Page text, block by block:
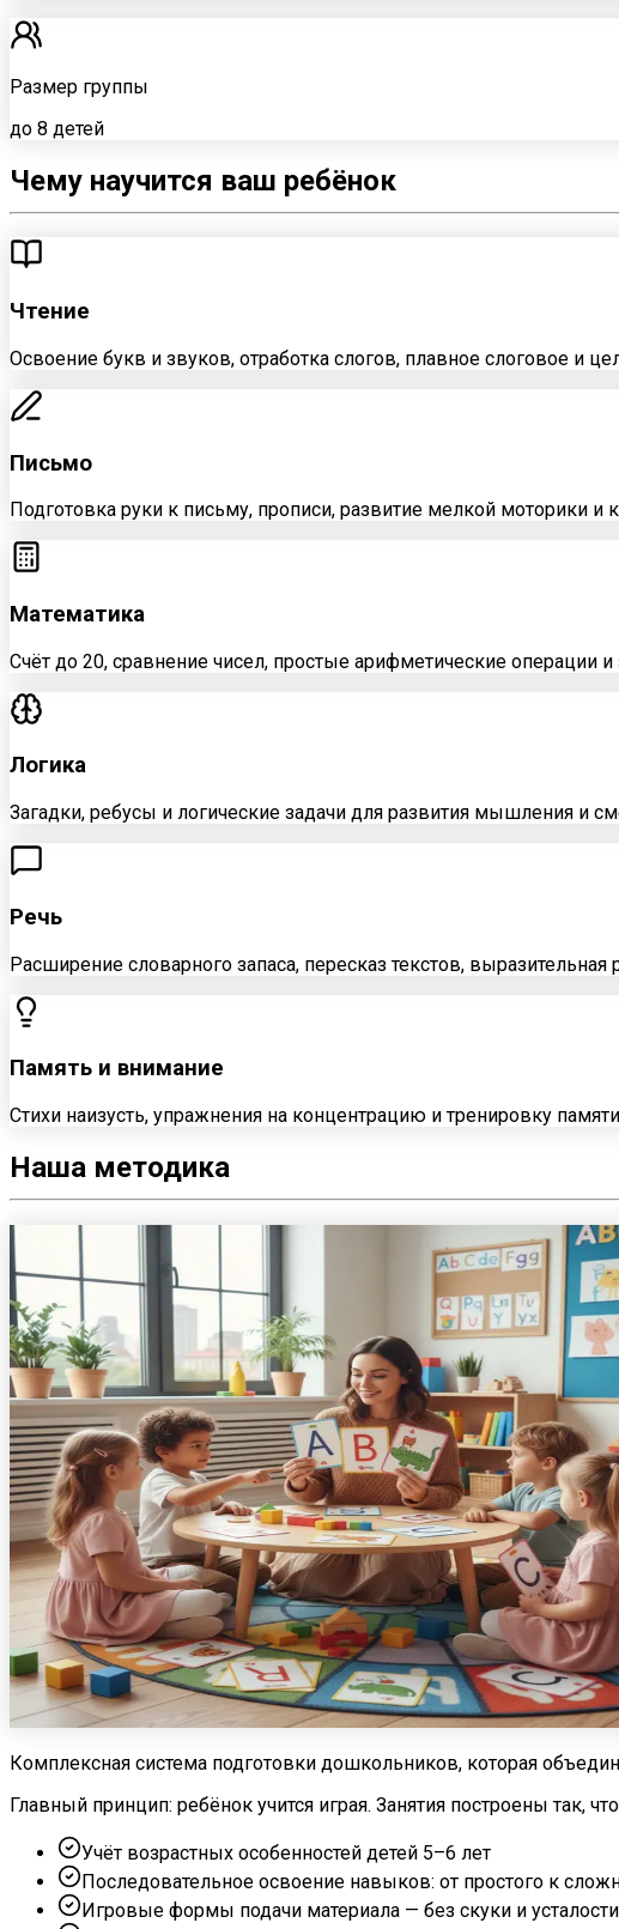
Размер группы
до 8 детей
Чему научится ваш ребёнок
Чтение
Освоение букв и звуков, отработка слогов, плавное слоговое и
Письмо
Подготовка руки к письму, прописи, развитие мелкой моторики и
Математика
Счёт до 20, сравнение чисел, простые арифметические операции и
Логика
Загадки, ребусы и логические задачи для развития мышления и
Речь
Расширение словарного запаса, пересказ текстов, выразительная
Память и внимание
Стихи наизусть, упражнения на концентрацию и тренировку
Наша методика
Комплексная система подготовки дошкольников, которая
Главный принцип: ребёнок учится играя. Занятия построены так,
Учёт возрастных особенностей детей 5–6 лет
Последовательное освоение навыков: от простого к
Игровые формы подачи материала — без скуки и усталости